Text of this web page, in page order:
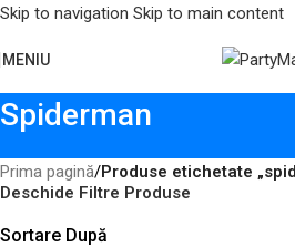
Skip to navigation Skip to main content
MENIU
Spiderman
Prima pagină/Produse etichetate
Deschide Filtre Produse
Sortare După